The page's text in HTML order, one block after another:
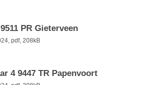
PR Gieterveen
pdf, 208kB
4 9447 TR Papenvoort